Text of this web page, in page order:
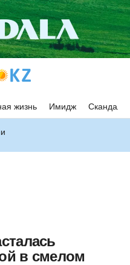
жизнь Имидж Скандалы
в смелом